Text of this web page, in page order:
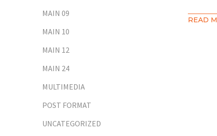
READ
MAIN 09
MAIN 10
MAIN 12
MAIN 24
MULTIMEDIA
POST FORMAT
UNCATEGORIZED